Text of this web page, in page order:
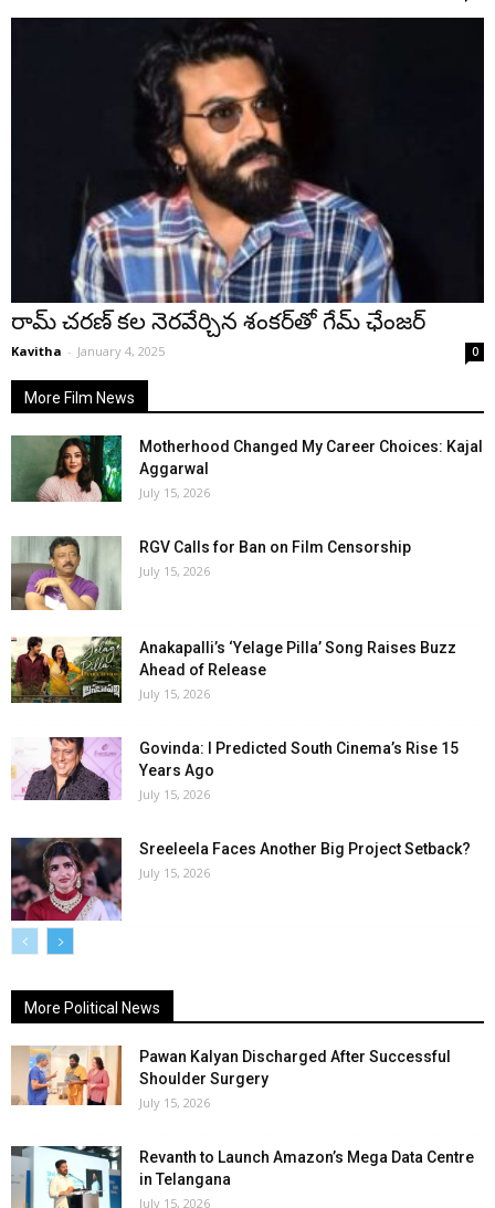
రామ్ చరణ్ కల నెరవేర్చిన శంకర్‌తో గేమ్ ఛేంజర్
Kavitha - January 4, 2025 0
More Film News
Motherhood Changed My Career Choices: Kajal
Aggarwal
July 15, 2026
RGV Calls for Ban on Film Censorship
July 15, 2026
Anakapalli’s ‘Yelage Pilla’ Song Raises Buzz
Ahead of Release
July 15, 2026
Govinda: I Predicted South Cinema’s Rise 15
Years Ago
July 15, 2026
Sreeleela Faces Another Big Project Setback?
July 15, 2026
More Political News
Pawan Kalyan Discharged After Successful
Shoulder Surgery
July 15, 2026
Revanth to Launch Amazon’s Mega Data Centre
in Telangana
July 15, 2026